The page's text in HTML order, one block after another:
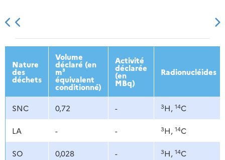
2013 2014 2015 2016
Nature
des
déchets
Volume
déclaré (en
m³
équivalent
conditionné)
Activité
déclarée
(en
MBq)
Radionucléides
SNC 0,72 - 3H, 14C
LA - - 3H, 14C
SO 0,028 - 3H, 14C